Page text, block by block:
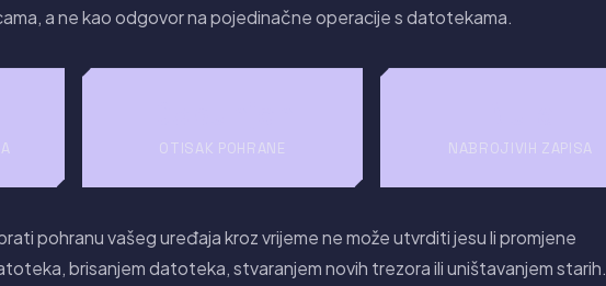
a ne kao odgovor na pojedinačne operacije s datotekama.
OTISAK POHRANE NABROJIVIH ZAPISA
pohranu vašeg uređaja kroz vrijeme ne može utvrditi jesu li promjene
brisanjem datoteka, stvaranjem novih trezora ili uništavanjem starih.